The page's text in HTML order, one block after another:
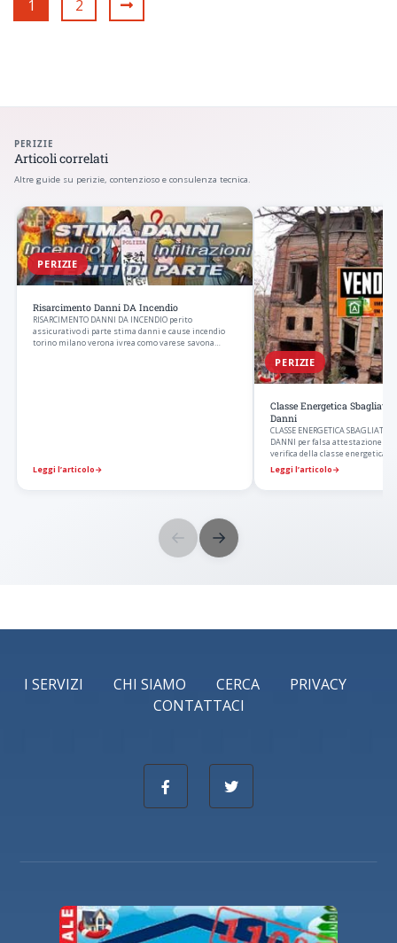
1 2
PERIZIE
Articoli correlati
Altre guide su perizie, contenzioso e consulenza tecnica.
PERIZIE
Risarcimento Danni DA Incendio
RISARCIMENTO DANNI DA INCENDIO perito
assicurativo di parte stima danni e cause incendio
torino milano verona ivrea como varese savona
Leggi l’articolo→
PERIZIE
Classe Energetica Sbagliata
Danni
CLASSE ENERGETICA SBAGLIATA
DANNI per falsa attestazione
verifica della classe energetica
di…
Leggi l’articolo→
← →
I SERVIZI CHI SIAMO CERCA
PRIVACY
CONTATTACI